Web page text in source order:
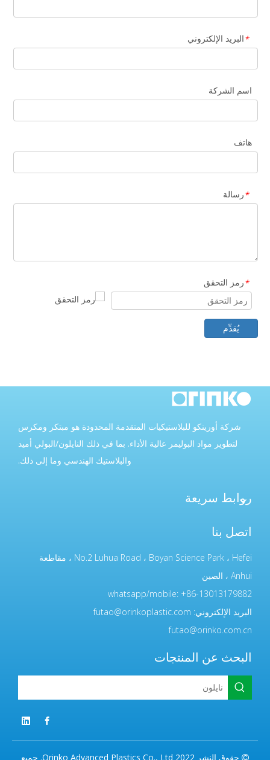
*البريد الإلكتروني
اسم الشركة
هاتف
*رسالة
*رمز التحقق
يُقدِّم
شركة أورينكو للبلاستيكيات المتقدمة المحدودة هو مبتكر ومكرس
لتطوير مواد البوليمر عالية الأداء. بما في ذلك النايلون/البولي أميد
والبلاستيك الهندسي وما إلى ذلك.
روابط سريعة
اتصل بنا
No.2 Luhua Road ، Boyan Science Park ، Hefei ، مقاطعة
Anhui ، الصين
whatsapp/mobile: +86-13013179882
البريد الإلكتروني: futao@orinkoplastic.com
futao@orinko.com.cn
البحث عن المنتجات
 حقوق النشر 2022 Orinko Advanced Plastics Co., Ltd. جميع